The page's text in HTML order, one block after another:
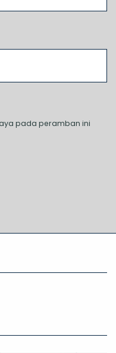
pada peramban ini